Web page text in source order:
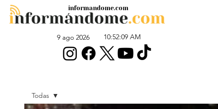
9 ago 2026 10:52:09 AM
informandome.com
Todas